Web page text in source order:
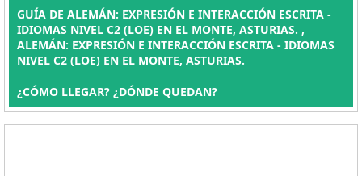
GUÍA DE ALEMÁN: EXPRESIÓN E INTERACCIÓN ESCRITA -
IDIOMAS NIVEL C2 (LOE) EN EL MONTE, ASTURIAS. ,
ALEMÁN: EXPRESIÓN E INTERACCIÓN ESCRITA - IDIOMAS
NIVEL C2 (LOE) EN EL MONTE, ASTURIAS.
¿CÓMO LLEGAR? ¿DÓNDE QUEDAN?